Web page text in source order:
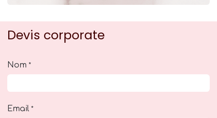
Devis corporate
Nom *
Email *